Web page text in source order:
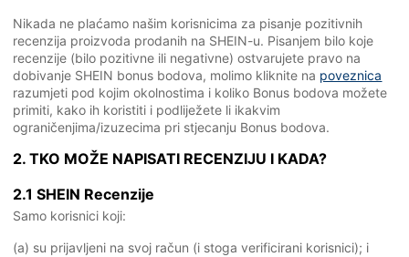
Nikada ne plaćamo našim korisnicima za pisanje pozitivnih
recenzija proizvoda prodanih na SHEIN-u. Pisanjem bilo koje
recenzije (bilo pozitivne ili negativne) ostvarujete pravo na
dobivanje SHEIN bonus bodova, molimo kliknite na poveznica
razumjeti pod kojim okolnostima i koliko Bonus bodova možete
primiti, kako ih koristiti i podliježete li ikakvim
ograničenjima/izuzecima pri stjecanju Bonus bodova.
2. TKO MOŽE NAPISATI RECENZIJU I KADA?
2.1 SHEIN Recenzije
Samo korisnici koji:
(a) su prijavljeni na svoj račun (i stoga verificirani korisnici); i